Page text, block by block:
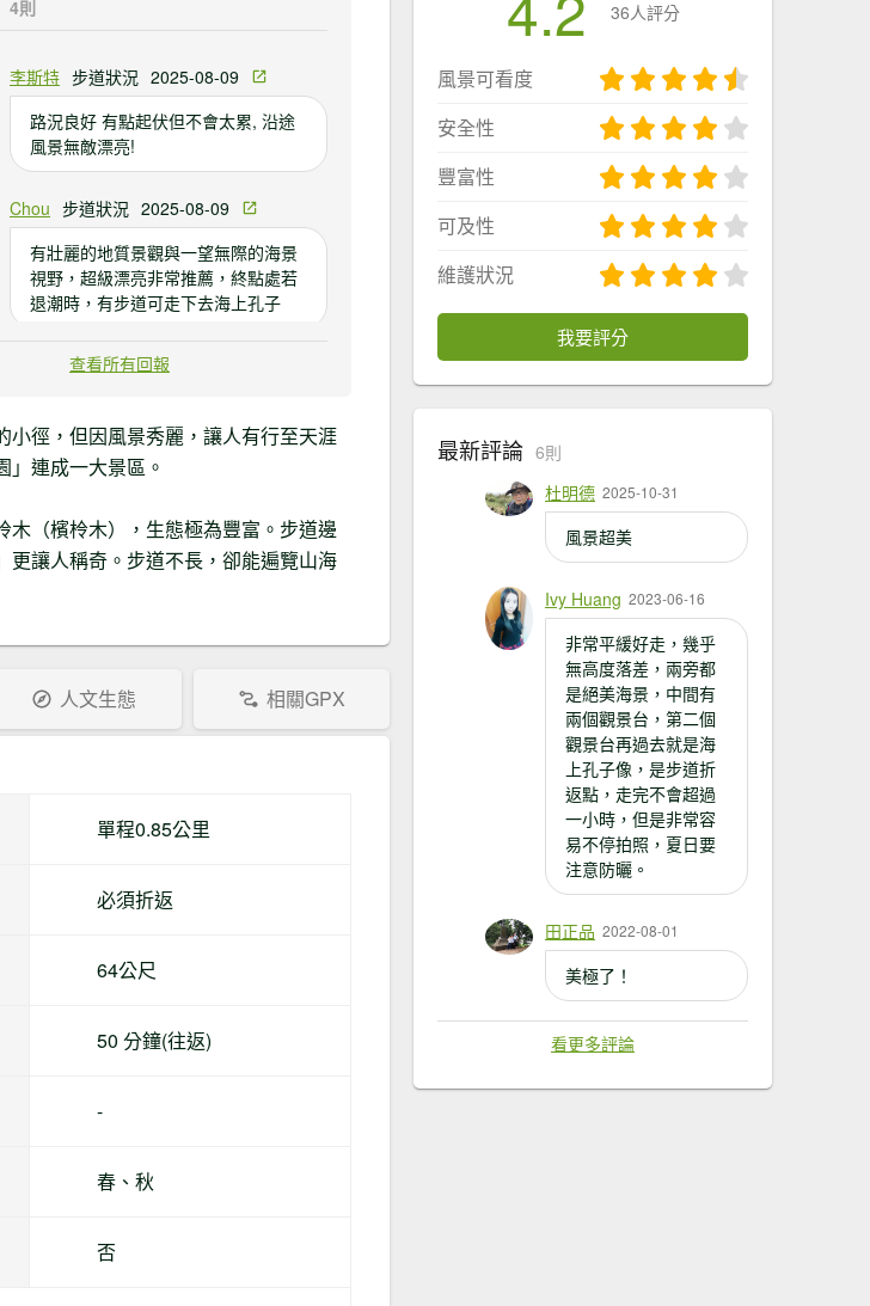
4則
李斯特 步道狀況 2025-08-09
路況良好 有點起伏但不會太累, 沿途
風景無敵漂亮!
Chou 步道狀況 2025-08-09
有壯麗的地質景觀與一望無際的海景
視野，超級漂亮非常推薦，終點處若
退潮時，有步道可走下去海上孔子
Yi-Min Huang 步道狀況
將封閉，前往請注意歐!
查看所有回報
徑，但因風景秀麗，讓人有行至天涯
連成一大景區。
（檳柃木），生態極為豐富。步道邊
讓人稱奇。步道不長，卻能遍覽山海
人文生態 相關GPX
單程0.85公里
必須折返
64公尺
50 分鐘(往返)
-
春、秋
否
36人評分
風景可看度
安全性
豐富性
可及性
維護狀況
我要評分
最新評論 6則
杜明德 2025-10-31
風景超美
Ivy Huang 2023-06-16
非常平緩好走，幾乎
無高度落差，兩旁都
是絕美海景，中間有
兩個觀景台，第二個
觀景台再過去就是海
上孔子像，是步道折
返點，走完不會超過
一小時，但是非常容
易不停拍照，夏日要
注意防曬。
田正品 2022-08-01
美極了！
看更多評論